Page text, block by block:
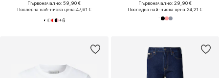
Първоначално: 59,90 €
Последна най-ниска цена:47,61 €
+6
Първоначално: 29,90 €
Последна най-ниска цена:24,21 €